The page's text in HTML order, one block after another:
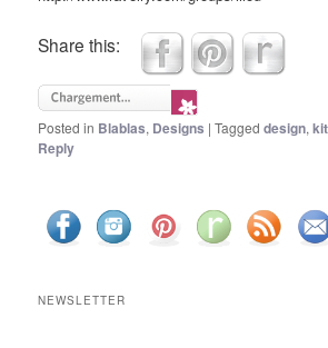
Share this:
Posted in Blablas, Designs |Tagged design,kit
Reply
NEWSLETTER